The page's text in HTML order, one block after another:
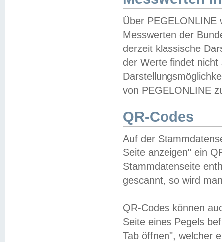
Über PEGELONLINE
Messwerten der
derzeit klassische
der Werte findet
von PEGELONLINE
QR-Codes
Auf der
Seite anzeigen" ein
Stammdatenseite
gescannt, so wird
QR-Codes können
Seite eines Pegels
Tab öffnen", welcher